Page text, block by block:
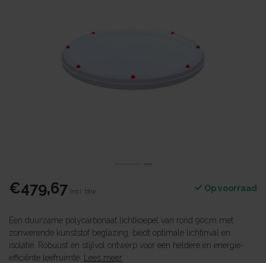
€479,67 Incl. btw Op voorraad
Een duurzame polycarbonaat lichtkoepel van rond 90cm met
zonwerende kunststof beglazing, biedt optimale lichtinval en
isolatie. Robuust en stijlvol ontwerp voor een heldere en energie-
efficiënte leefruimte.
Lees meer.